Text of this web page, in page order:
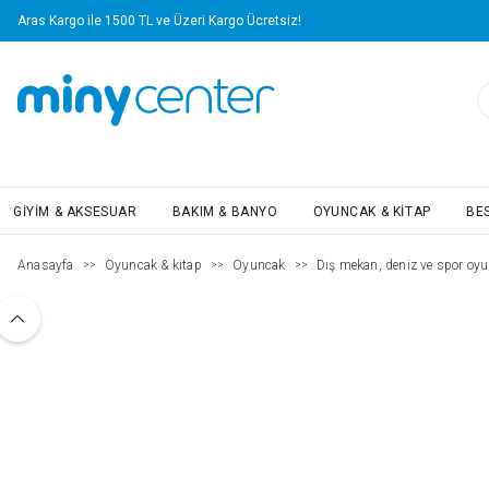
Aras Kargo ile 1500 TL ve Üzeri Kargo Ücretsiz!
GIYIM & AKSESUAR BAKIM & BANYO OYUNCAK & KITAP
Anasayfa >> Oyuncak & kitap >> Oyuncak >> Dış mekan, deniz ve spor